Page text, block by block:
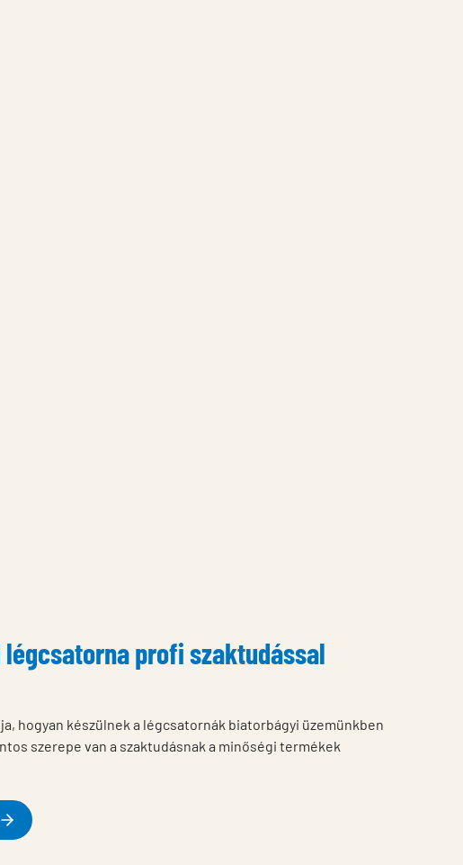
légcsatorna profi szaktudással
hogyan készülnek a légcsatornák biatorbágyi üzemünkben
szerepe van a szaktudásnak a minőségi termékek